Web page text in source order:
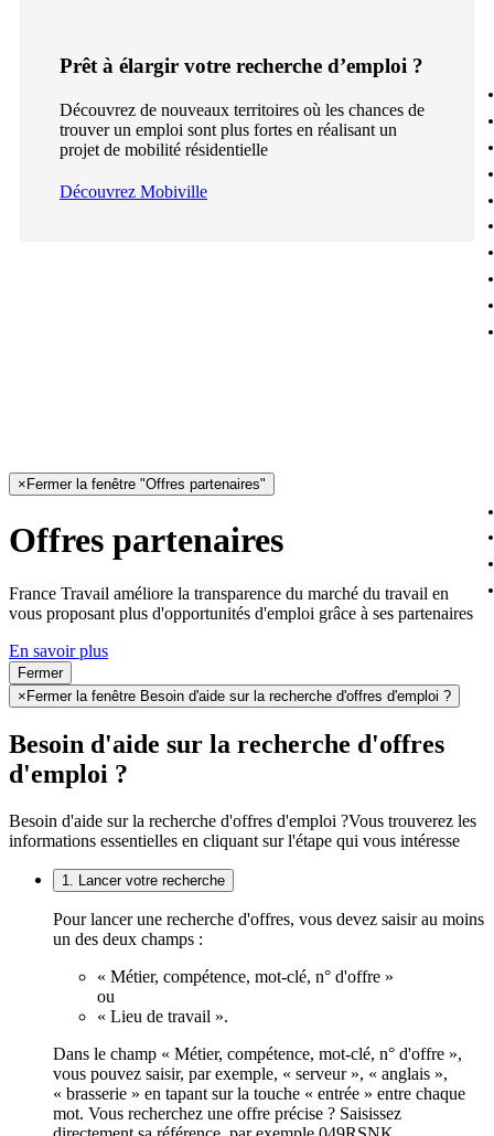
Prêt à élargir votre recherche d’emploi ?
Découvrez de nouveaux territoires où les chances de
trouver un emploi sont plus fortes en réalisant un
projet de mobilité résidentielle
Découvrez Mobiville
× Fermer la fenêtre "Offres partenaires"
Offres partenaires
France Travail améliore la transparence du marché du travail en
vous proposant plus d'opportunités d'emploi grâce à ses partenaires
En savoir plus
Fermer
× Fermer la fenêtre Besoin d'aide sur la recherche d'offres d'emploi ?
Besoin d'aide sur la recherche d'offres
d'emploi ?
Besoin d'aide sur la recherche d'offres d'emploi ?Vous trouverez les
informations essentielles en cliquant sur l'étape qui vous intéresse
1. Lancer votre recherche
Pour lancer une recherche d'offres, vous devez saisir au moins
un des deux champs :
« Métier, compétence, mot-clé, n° d'offre »
ou
« Lieu de travail ».
Dans le champ « Métier, compétence, mot-clé, n° d'offre »,
vous pouvez saisir, par exemple, « serveur », « anglais »,
« brasserie » en tapant sur la touche « entrée » entre chaque
mot. Vous recherchez une offre précise ? Saisissez